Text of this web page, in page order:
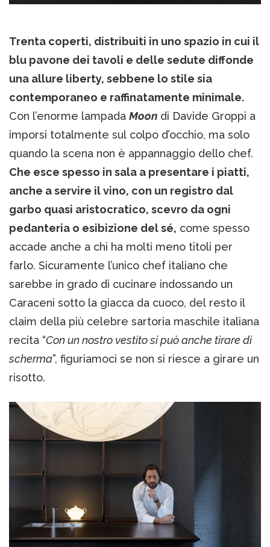
Trenta coperti, distribuiti in uno spazio in cui il
blu pavone dei tavoli e delle sedute diffonde
una allure liberty, sebbene lo stile sia
contemporaneo e raffinatamente minimale.
Con l’enorme lampada Moon di Davide Groppi a
imporsi totalmente sul colpo d’occhio, ma solo
quando la scena non è appannaggio dello chef.
Che esce spesso in sala a presentare i piatti,
anche a servire il vino, con un registro dal
garbo quasi aristocratico, scevro da ogni
pedanteria o esibizione del sé, come spesso
accade anche a chi ha molti meno titoli per
farlo. Sicuramente l’unico chef italiano che
sarebbe in grado di cucinare indossando un
Caraceni sotto la giacca da cuoco, del resto il
claim della più celebre sartoria maschile italiana
recita “Con un nostro vestito si può anche tirare di
scherma”, figuriamoci se non si riesce a girare un
risotto.